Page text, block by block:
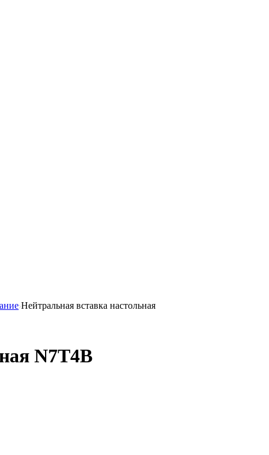
Нейтральная вставка настольная
N7T4B